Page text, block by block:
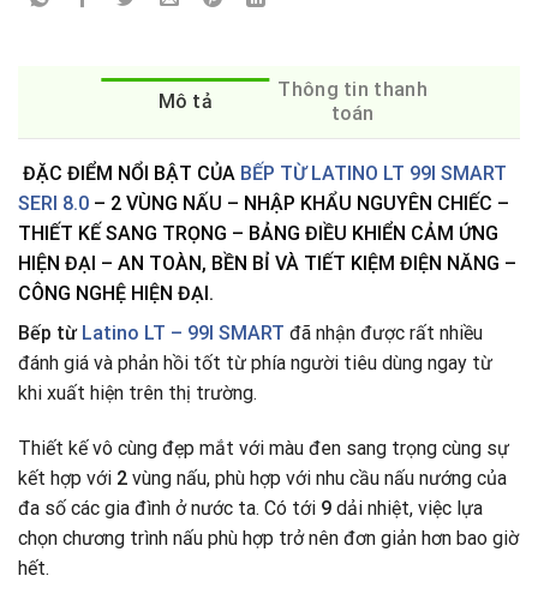
Mô tả
Thông tin thanh
toán
ĐẶC ĐIỂM NỔI BẬT CỦA BẾP TỪ LATINO LT 99I SMART
SERI 8.0 – 2 VÙNG NẤU – NHẬP KHẨU NGUYÊN CHIẾC –
THIẾT KẾ SANG TRỌNG – BẢNG ĐIỀU KHIỂN CẢM ỨNG
HIỆN ĐẠI – AN TOÀN, BỀN BỈ VÀ TIẾT KIỆM ĐIỆN NĂNG –
CÔNG NGHỆ HIỆN ĐẠI.
Bếp từ Latino LT – 99I SMART đã nhận được rất nhiều
đánh giá và phản hồi tốt từ phía người tiêu dùng ngay từ
khi xuất hiện trên thị trường.
Thiết kế vô cùng đẹp mắt với màu đen sang trọng cùng sự
kết hợp với 2 vùng nấu, phù hợp với nhu cầu nấu nướng của
đa số các gia đình ở nước ta. Có tới 9 dải nhiệt, việc lựa
chọn chương trình nấu phù hợp trở nên đơn giản hơn bao giờ
hết.